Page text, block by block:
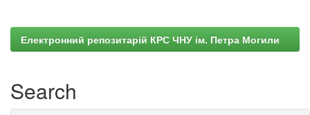
Електронний репозитарій КРС ЧНУ ім. Петра Могили
Search